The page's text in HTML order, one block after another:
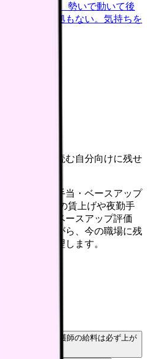
ありません。 勢いで動いて後
ま留まる根拠もない。気持ちを
集…
か？
僚やあとで読む自分向けに残せ
がる？夜勤手当・ベースアップ
夏、看護師の賃上げや夜勤手
しょうか。ベースアップ評価
内訳を見ながら、今の職場に残
断材料を整理します。
る病院なら、看護師の給料は必ず上が